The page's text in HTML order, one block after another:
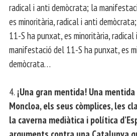
radical i anti demòcrata; la
es minoritària, radical i anti
11-S ha punxat, es minoritària,
manifestació del 11-S ha punxat, es
demòcrata…
4. ¡Una gran mentida! Una
Moncloa, els seus còmplices, les
la caverna mediàtica i política